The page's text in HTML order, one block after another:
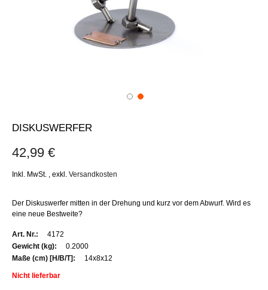
DISKUSWERFER
42,99 €
Inkl. MwSt. exkl. Versandkosten
Der Diskuswerfer mitten in der Drehung und kurz vor dem Abwurf. Wird es
eine neue Bestweite?
Weitere
Informationen
4172
0.2000
14x8x12
Nicht lieferbar